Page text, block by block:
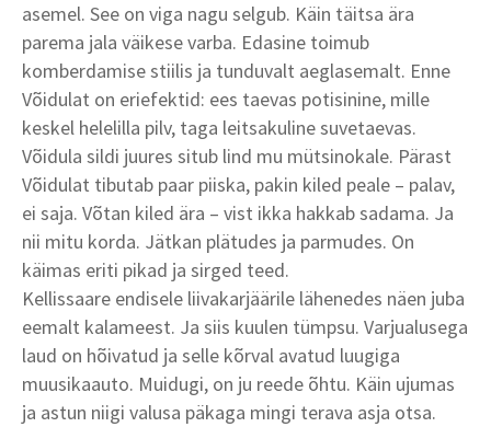
asemel. See on viga nagu selgub. Käin täitsa ära
parema jala väikese varba. Edasine toimub
komberdamise stiilis ja tunduvalt aeglasemalt. Enne
Võidulat on eriefektid: ees taevas potisinine, mille
keskel helelilla pilv, taga leitsakuline suvetaevas.
Võidula sildi juures situb lind mu mütsinokale. Pärast
Võidulat tibutab paar piiska, pakin kiled peale – palav,
ei saja. Võtan kiled ära – vist ikka hakkab sadama. Ja
nii mitu korda. Jätkan plätudes ja parmudes. On
käimas eriti pikad ja sirged teed.
Kellissaare endisele liivakarjäärile lähenedes näen juba
eemalt kalameest. Ja siis kuulen tümpsu. Varjualusega
laud on hõivatud ja selle kõrval avatud luugiga
muusikaauto. Muidugi, on ju reede õhtu. Käin ujumas
ja astun niigi valusa päkaga mingi terava asja otsa.